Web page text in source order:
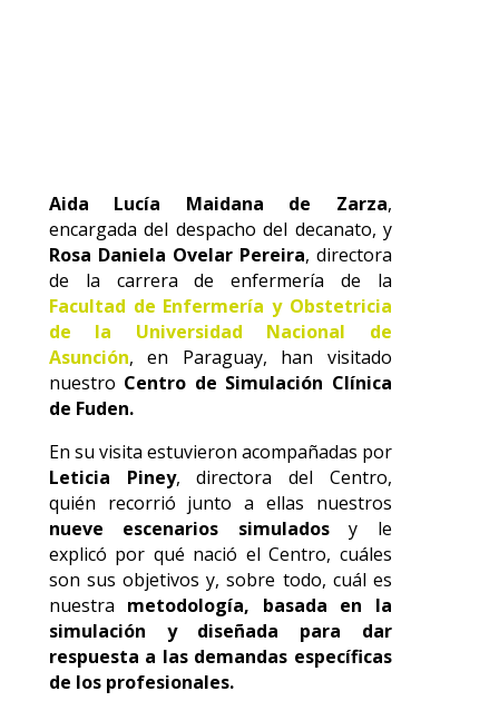
Aida Lucía Maidana de Zarza,
encargada del despacho del decanato, y
Rosa Daniela Ovelar Pereira, directora
de la carrera de enfermería de la
Facultad de Enfermería y Obstetricia
de la Universidad Nacional de
Asunción, en Paraguay, han visitado
nuestro Centro de Simulación Clínica
de Fuden.
En su visita estuvieron acompañadas por
Leticia Piney, directora del Centro,
quién recorrió junto a ellas nuestros
nueve escenarios simuladosy le
explicó por qué nació el Centro, cuáles
son sus objetivos y, sobre todo, cuál es
nuestra metodología, basada en la
simulación y diseñada para dar
respuesta a las demandas específicas
de los profesionales.